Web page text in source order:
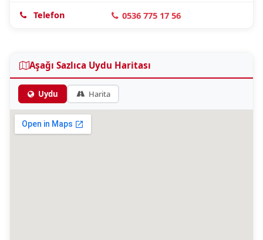
Telefon 0536 775 17 56
Aşağı Sazlıca Uydu Haritası
Uydu Harita